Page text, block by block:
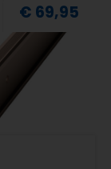
€ 69,95